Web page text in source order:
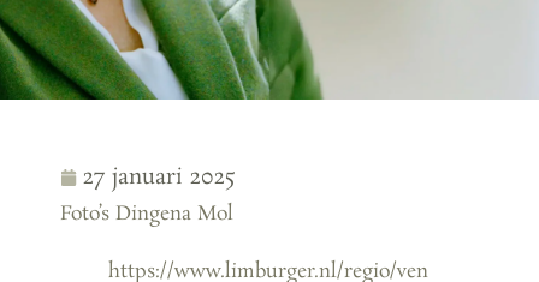
27 januari 2025
Foto’s Dingena Mol
https://www.limburger.nl/regio/ven